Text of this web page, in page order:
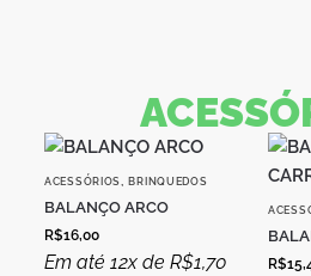
ACESSÓRIOS ,BRINQUEDOS
BALANÇO ARCO
R$16,00
Em até 12x de R$1,70
R$